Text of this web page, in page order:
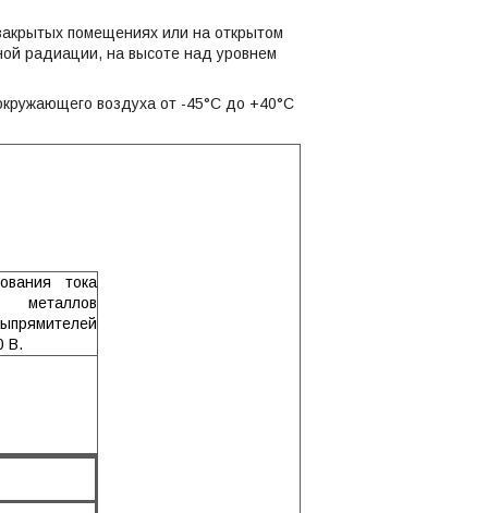
помещениях или на открытом
радиации, на высоте над уровнем
воздуха от -45°С до +40°С
тока
В.